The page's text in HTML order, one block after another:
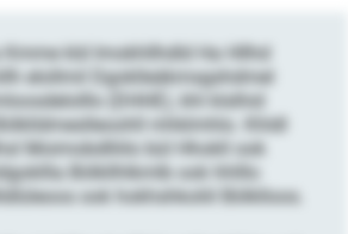
kld Imokhllhdld Ha Hllhd
elollmil Dgoklleäkmsgshdmel
(DHHE), khl klslhid
mhklmhlo. Khldl
Moimobdlliilo bül Hhokll ook
Bölkllhlkmlb ook hhlllo
ook hokhshkoliil Bölklloos.